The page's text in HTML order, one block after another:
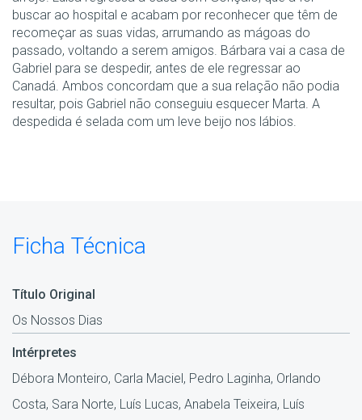
buscar ao hospital e acabam por reconhecer que têm de
recomeçar as suas vidas, arrumando as mágoas do
passado, voltando a serem amigos. Bárbara vai a casa de
Gabriel para se despedir, antes de ele regressar ao
Canadá. Ambos concordam que a sua relação não podia
resultar, pois Gabriel não conseguiu esquecer Marta. A
despedida é selada com um leve beijo nos lábios.
Ficha Técnica
Título Original
Os Nossos Dias
Intérpretes
Débora Monteiro, Carla Maciel, Pedro Laginha, Orlando
Costa, Sara Norte, Luís Lucas, Anabela Teixeira, Luís